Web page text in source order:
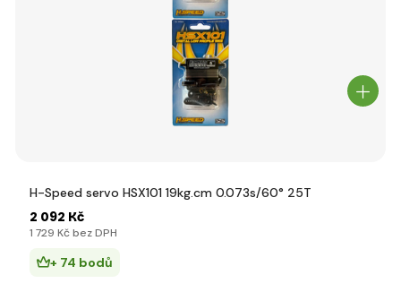
H-Speed servo HSX101 19kg.cm 0.073s/60° 25T
2 092 Kč
1 729 Kč bez DPH
+ 74 bodů